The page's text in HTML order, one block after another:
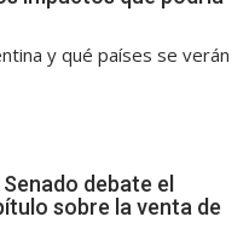
y qué países se verán
debate el
sobre la venta de